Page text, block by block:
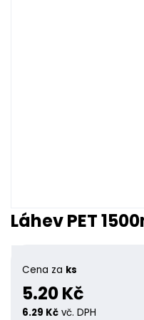
Láhev PET
Cena za ks
5.20 Kč
6.29 Kč vč. DPH